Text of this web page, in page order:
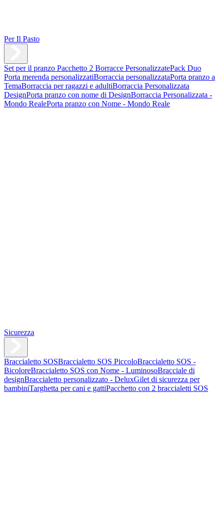
Per Il Pasto
Set per il pranzo Pacchetto 2 Borracce PersonalizzatePack Duo
Porta merenda personalizzatiBorraccia personalizzataPorta pranzo a
TemaBorraccia per ragazzi e adultiBorraccia Personalizzata
DesignPorta pranzo con nome di DesignBorraccia Personalizzata -
Mondo RealePorta pranzo con Nome - Mondo Reale
Sicurezza
Braccialetto SOSBraccialetto SOS PiccoloBraccialetto SOS -
BicoloreBraccialetto SOS con Nome - LuminosoBracciale di
designBraccialetto personalizzato - DeluxGilet di sicurezza per
bambiniTarghetta per cani e gattiPacchetto con 2 braccialetti SOS